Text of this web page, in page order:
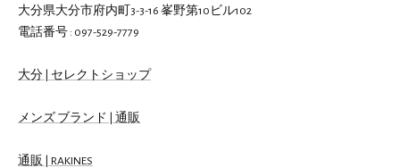
大分県大分市府内町3-3-16 峯野第10ビル102
電話番号 : 097-529-7779
大分 | セレクトショップ
メンズ ブランド | 通販
通販 | RAKINES